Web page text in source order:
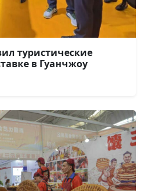
туристические
в Гуанчжоу